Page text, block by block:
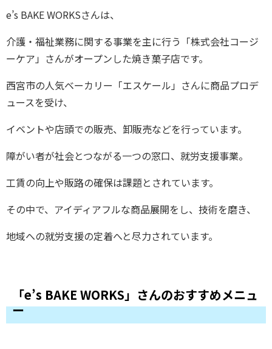
e’s BAKE WORKSさんは、
介護・福祉業務に関する事業を主に行う「株式会社コージ
ーケア」さんがオープンした焼き菓子店です。
西宮市の人気ベーカリー「エスケール」さんに商品プロデ
ュースを受け、
イベントや店頭での販売、卸販売などを行っています。
障がい者が社会とつながる一つの窓口、就労支援事業。
工賃の向上や販路の確保は課題とされています。
その中で、アイディアフルな商品展開をし、技術を磨き、
地域への就労支援の定着へと尽力されています。
「e’s BAKE WORKS」さんのおすすめメニュ
ー